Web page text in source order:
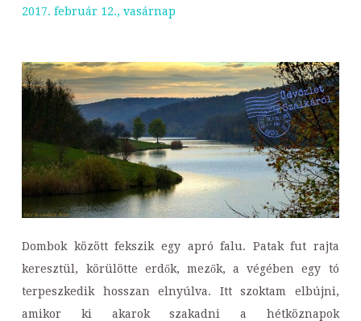
2017. február 12., vasárnap
Dombok között fekszik egy apró falu. Patak fut rajta
keresztül, körülötte erdők, mezők, a végében egy tó
terpeszkedik hosszan elnyúlva. Itt szoktam elbújni,
amikor ki akarok szakadni a hétköznapok